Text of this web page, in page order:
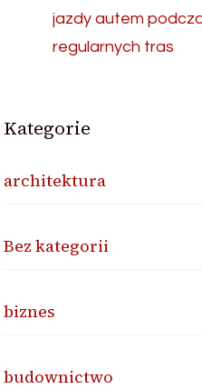
jazdy autem
regularnych tras
Kategorie
architektura
Bez kategorii
biznes
budownictwo